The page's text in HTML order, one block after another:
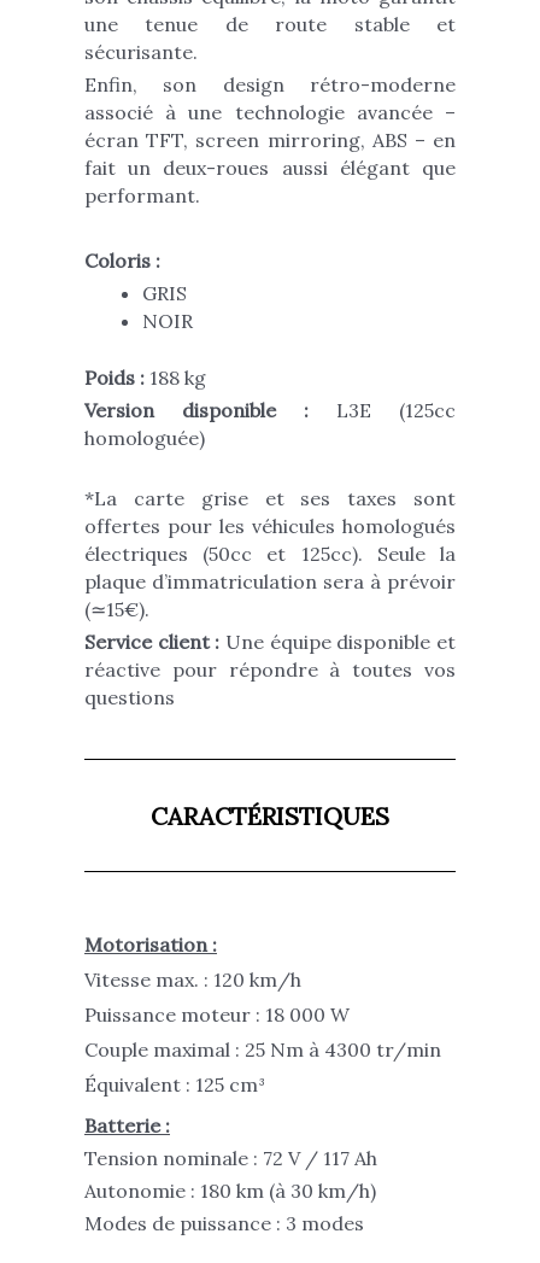
une tenue de route stable et
sécurisante.
Enfin, son design rétro-moderne
associé à une technologie avancée –
écran TFT, screen mirroring, ABS – en
fait un deux-roues aussi élégant que
performant.
Coloris :
GRIS
NOIR
Poids : 188 kg
Version disponible : L3E (125cc
homologuée)
*La carte grise et ses taxes sont
offertes pour les véhicules homologués
électriques (50cc et 125cc). Seule la
plaque d’immatriculation sera à prévoir
(≃15€).
Service client : Une équipe disponible et
réactive pour répondre à toutes vos
questions
CARACTÉRISTIQUES
Motorisation :
Vitesse max. : 120 km/h
Puissance moteur : 18 000 W
Couple maximal : 25 Nm à 4300 tr/min
Équivalent : 125 cm³
Batterie :
Tension nominale : 72 V / 117 Ah
Autonomie : 180 km (à 30 km/h)
Modes de puissance : 3 modes